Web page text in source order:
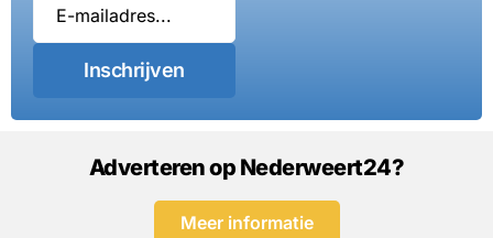
Inschrijven
Adverteren op Nederweert24?
Meer informatie